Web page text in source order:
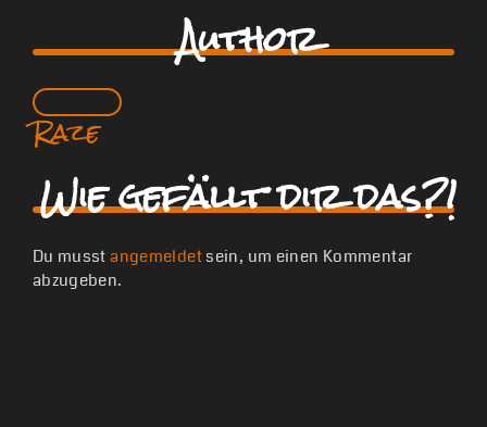
Author
Raze
Wie gefällt dir das?!
Du musstangemeldetsein, um einen Kommentar
abzugeben.